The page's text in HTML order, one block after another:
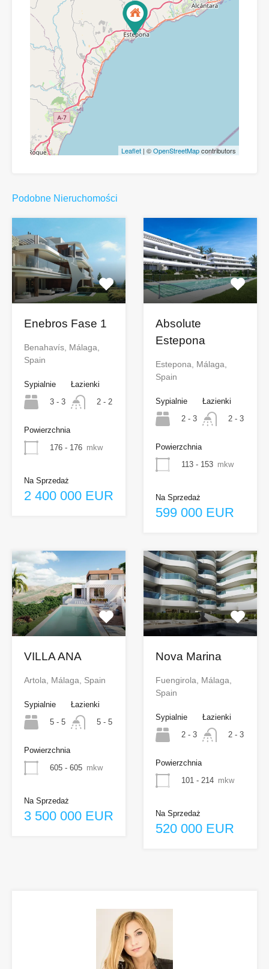
Leaflet | ©OpenStreetMapcontributors
Podobne Nieruchomości
Enebros Fase 1
Benahavís, Málaga,
Spain
Sypialnie
3 - 3
Łazienki
2 - 2
Powierzchnia
176 - 176 mkw
Na Sprzedaż
2 400 000 EUR
Absolute
Estepona
Estepona, Málaga,
Spain
Sypialnie
2 - 3
Łazienki
2 - 3
Powierzchnia
113 - 153 mkw
Na Sprzedaż
599 000 EUR
VILLA ANA
Artola, Málaga, Spain
Sypialnie
5 - 5
Łazienki
5 - 5
Powierzchnia
605 - 605 mkw
Na Sprzedaż
3 500 000 EUR
Nova Marina
Fuengirola, Málaga,
Spain
Sypialnie
2 - 3
Łazienki
2 - 3
Powierzchnia
101 - 214 mkw
Na Sprzedaż
520 000 EUR